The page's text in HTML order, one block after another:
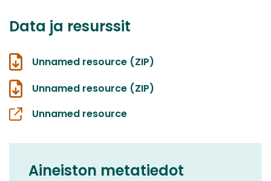
Data ja resurssit
Unnamed resource (ZIP)
Unnamed resource (ZIP)
Unnamed resource
Aineiston metatiedot